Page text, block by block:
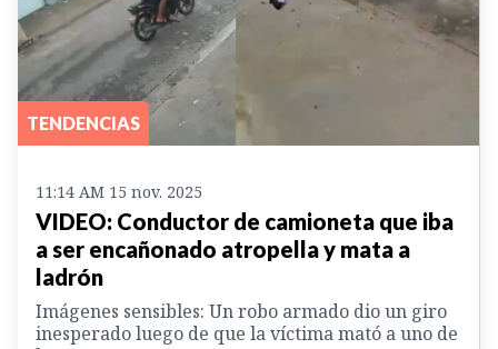
TENDENCIAS
11:14 AM 15 nov. 2025
VIDEO: Conductor de camioneta que iba
a ser encañonado atropella y mata a
ladrón
Imágenes sensibles: Un robo armado dio un giro
inesperado luego de que la víctima mató a uno de